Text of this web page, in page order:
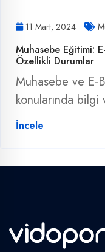
11 Mart, 2024
Muhasebe Eğitimi:
Özellikli Durumlar
Muhasebe ve E-
konularında
İncele